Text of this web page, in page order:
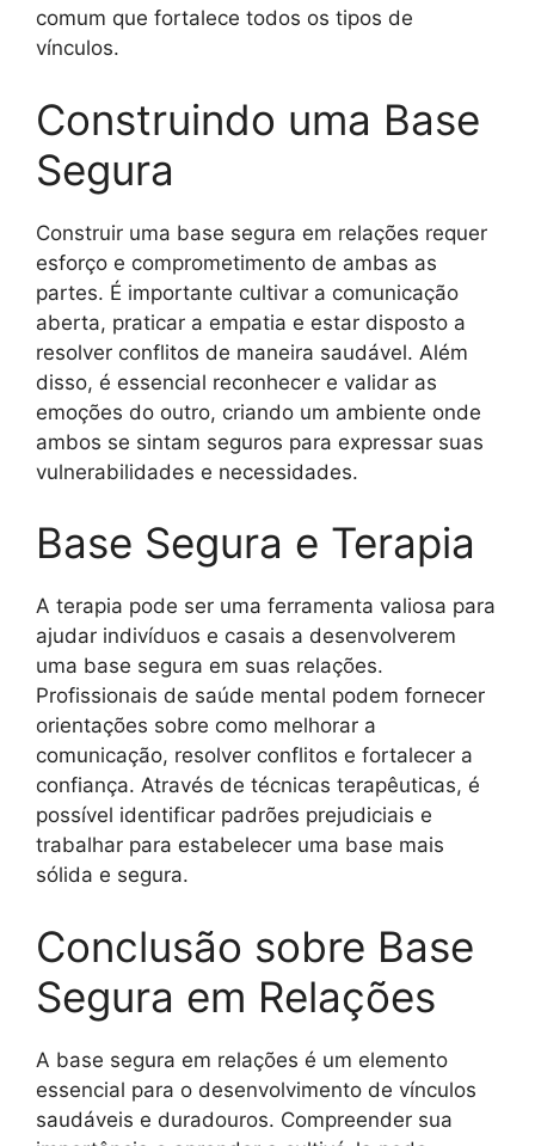
comum que fortalece todos os tipos de
vínculos.
Construindo uma Base
Segura
Construir uma base segura em relações requer
esforço e comprometimento de ambas as
partes. É importante cultivar a comunicação
aberta, praticar a empatia e estar disposto a
resolver conflitos de maneira saudável. Além
disso, é essencial reconhecer e validar as
emoções do outro, criando um ambiente onde
ambos se sintam seguros para expressar suas
vulnerabilidades e necessidades.
Base Segura e Terapia
A terapia pode ser uma ferramenta valiosa para
ajudar indivíduos e casais a desenvolverem
uma base segura em suas relações.
Profissionais de saúde mental podem fornecer
orientações sobre como melhorar a
comunicação, resolver conflitos e fortalecer a
confiança. Através de técnicas terapêuticas, é
possível identificar padrões prejudiciais e
trabalhar para estabelecer uma base mais
sólida e segura.
Conclusão sobre Base
Segura em Relações
A base segura em relações é um elemento
essencial para o desenvolvimento de vínculos
saudáveis e duradouros. Compreender sua